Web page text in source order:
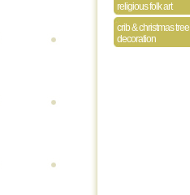
religious folk art
crib & christmas tree
decoration